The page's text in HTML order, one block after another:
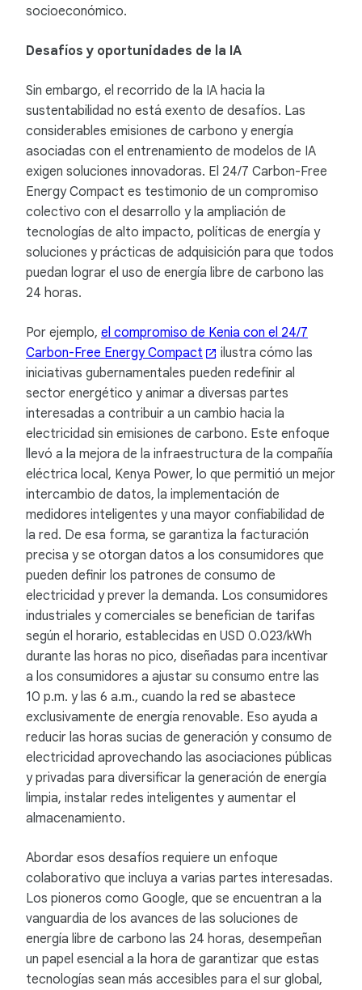
socioeconómico.
Desafíos y oportunidades de la IA
Sin embargo, el recorrido de la IA hacia la
sustentabilidad no está exento de desafíos. Las
considerables emisiones de carbono y energía
asociadas con el entrenamiento de modelos de IA
exigen soluciones innovadoras. El 24/7 Carbon-Free
Energy Compact es testimonio de un compromiso
colectivo con el desarrollo y la ampliación de
tecnologías de alto impacto, políticas de energía y
soluciones y prácticas de adquisición para que todos
puedan lograr el uso de energía libre de carbono las
24 horas.
Por ejemplo, el compromiso de Kenia con el 24/7
Carbon-Free Energy Compact
ilustra cómo las
iniciativas gubernamentales pueden redefinir al
sector energético y animar a diversas partes
interesadas a contribuir a un cambio hacia la
electricidad sin emisiones de carbono. Este enfoque
llevó a la mejora de la infraestructura de la compañía
eléctrica local, Kenya Power, lo que permitió un mejor
intercambio de datos, la implementación de
medidores inteligentes y una mayor confiabilidad de
la red. De esa forma, se garantiza la facturación
precisa y se otorgan datos a los consumidores que
pueden definir los patrones de consumo de
electricidad y prever la demanda. Los consumidores
industriales y comerciales se benefician de tarifas
según el horario, establecidas en USD 0.023/kWh
durante las horas no pico, diseñadas para incentivar
a los consumidores a ajustar su consumo entre las
10 p.m. y las 6 a.m., cuando la red se abastece
exclusivamente de energía renovable. Eso ayuda a
reducir las horas sucias de generación y consumo de
electricidad aprovechando las asociaciones públicas
y privadas para diversificar la generación de energía
limpia, instalar redes inteligentes y aumentar el
almacenamiento.
Abordar esos desafíos requiere un enfoque
colaborativo que incluya a varias partes interesadas.
Los pioneros como Google, que se encuentran a la
vanguardia de los avances de las soluciones de
energía libre de carbono las 24 horas, desempeñan
un papel esencial a la hora de garantizar que estas
tecnologías sean más accesibles para el sur global,